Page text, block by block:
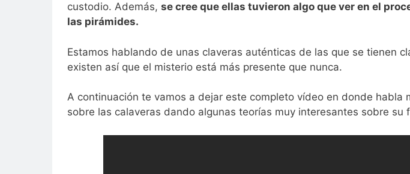
custodio. Además, se cree que ellas tuvieron algo que ver en el
las pirámides.
Estamos hablando de unas claveras auténticas de las que se tienen
existen así que el misterio está más presente que nunca.
A continuación te vamos a dejar este completo vídeo en donde habla
sobre las calaveras dando algunas teorías muy interesantes sobre su